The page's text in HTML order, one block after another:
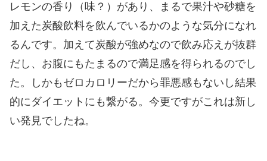
レモンの香り（味？）があり、まるで果汁や砂糖を
加えた炭酸飲料を飲んでいるかのような気分になれ
るんです。加えて炭酸が強めなので飲み応えが抜群
だし、お腹にもたまるので満足感を得られるのでし
た。しかもゼロカロリーだから罪悪感もないし結果
的にダイエットにも繋がる。今更ですがこれは新し
い発見でしたね。